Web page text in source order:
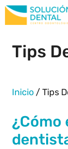
Tips
Inicio /Tips
¿Cómo